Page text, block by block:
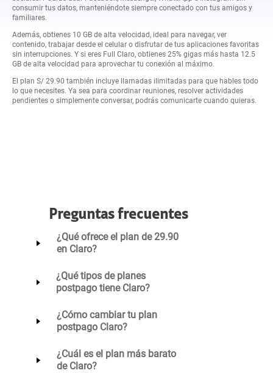
consumir tus datos, manteniéndote siempre conectado con tus amigos y
familiares.
Además, obtienes 10 GB de alta velocidad, ideal para navegar, ver
contenido, trabajar desde el celular o disfrutar de tus aplicaciones favoritas
sin interrupciones. Y si eres Full Claro, obtienes 25% gigas más hasta 12.5
GB de alta velocidad para aprovechar tu conexión al máximo.
El plan S/ 29.90 también incluye llamadas ilimitadas para que hables todo
lo que necesites. Ya sea para coordinar reuniones, resolver actividades
pendientes o simplemente conversar, podrás comunicarte cuando quieras.
Preguntas frecuentes
¿Qué ofrece el plan de 29.90
en Claro?
¿Qué tipos de planes
postpago tiene Claro?
¿Cómo cambiar tu plan
postpago Claro?
¿Cuál es el plan más barato
de Claro?